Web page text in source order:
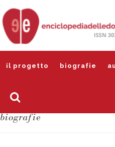
il progetto biografie
biografie